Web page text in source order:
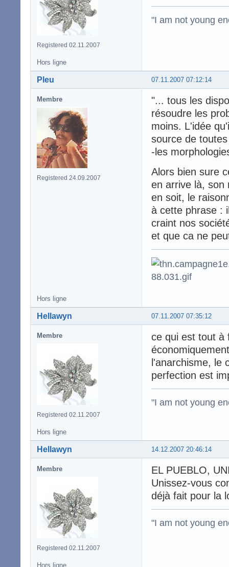
Registered 02.11.2007
"I am not young
Hors ligne
07.11.2007 07:12:14
Pleu
Membre
Registered 24.09.2007
"... tous les
résoudre les
moins. L'idée
source de
-les
Alors bien sure
en arrive là, son
en soit, le
à cette phrase :
craint nos
et que ca ne
Hors ligne
07.11.2007 07:35:12
Hellawyn
Membre
Registered 02.11.2007
ce qui est tout à
l'anarchisme, le
perfection est
"I am not young
Hors ligne
14.12.2007 20:46:14
Hellawyn
Membre
Registered 02.11.2007
EL PUEBLO,
Unissez-vous
déjà fait pour la
"I am not young
Hors ligne